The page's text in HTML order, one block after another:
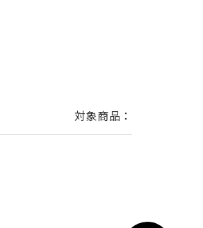
対象商品：